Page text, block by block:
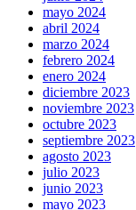
mayo 2024
abril 2024
marzo 2024
febrero 2024
enero 2024
diciembre 2023
noviembre 2023
octubre 2023
septiembre 2023
agosto 2023
julio 2023
junio 2023
mayo 2023